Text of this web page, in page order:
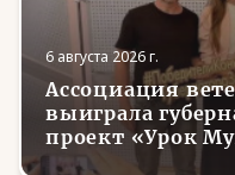
6 августа 2026 г.
Ассоциация
выиграла
проект «Урок
делу»